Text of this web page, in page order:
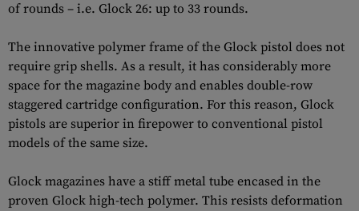
of rounds – i.e. Glock 26: up to 33 rounds.
The innovative polymer frame of the Glock pistol does not
require grip shells. As a result, it has considerably more
space for the magazine body and enables double-row
staggered cartridge configuration. For this reason, Glock
pistols are superior in firepower to conventional pistol
models of the same size.
Glock magazines have a stiff metal tube encased in the
proven Glock high-tech polymer. This resists deformation